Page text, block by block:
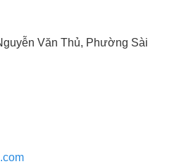
Văn Thủ, Phường Sài